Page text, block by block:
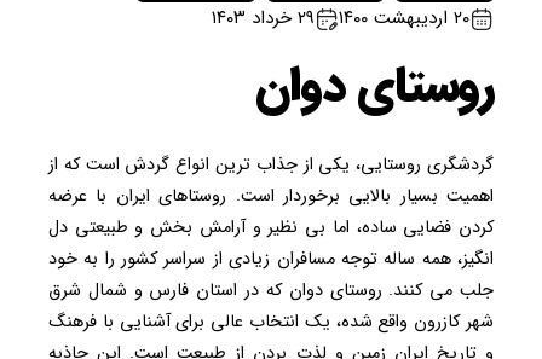
۲۰ اردیبهشت ۱۴۰۰ ۲۹ خرداد ۱۴۰۳
روستای دوان
گردشگری روستایی، یکی از جذاب ترین انواع گردش است که از
اهمیت بسیار بالایی برخوردار است. روستاهای ایران با عرضه
کردن فضایی ساده، اما بی نظیر و آرامش بخش و طبیعتی دل
انگیز، همه ساله توجه مسافران زیادی از سراسر کشور را به خود
جلب می کنند. روستای دوان که در استان فارس و شمال شرق
شهر کازرون واقع شده، یک انتخاب عالی برای آشنایی با فرهنگ